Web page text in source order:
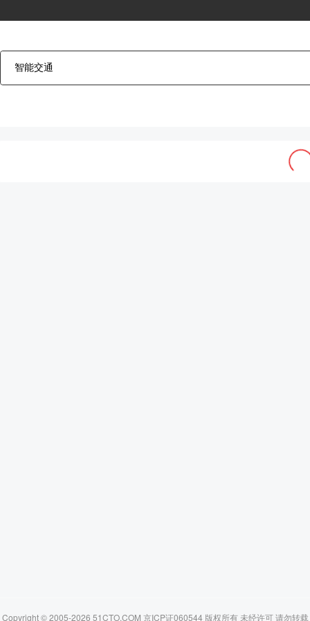
Copyright © 2005-2026 51CTO.COM 京ICP证060544 版权所有 未经许可 请勿转载